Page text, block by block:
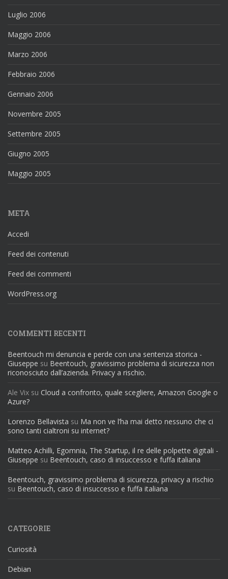
Luglio 2006
Maggio 2006
Marzo 2006
Febbraio 2006
Gennaio 2006
Novembre 2005
Settembre 2005
Giugno 2005
Maggio 2005
META
Accedi
Feed dei contenuti
Feed dei commenti
WordPress.org
COMMENTI RECENTI
Beentouch mi denuncia e perde con una sentenza storica -
Giuseppe su Beentouch, gravissimo problema di sicurezza non
riconosciuto dall’azienda. Privacy a rischio.
Ale Vix su Cloud a confronto, quale scegliere, Amazon Google o
Azure?
Lorenzo Bellavista su Ma non ve l’ha mai detto nessuno che ci
sono tanti cialtroni su internet?
Matteo Achilli, Egomnia, The Startup, il re delle polpette digitali -
Giuseppe su Beentouch, caso di insuccesso e fuffa italiana
Beentouch, gravissimo problema di sicurezza, privacy a rischio
su Beentouch, caso di insuccesso e fuffa italiana
CATEGORIE
Curiosità
Debian